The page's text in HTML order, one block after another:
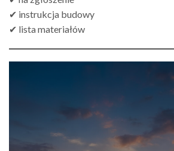
✔ instrukcja budowy
✔ lista materiałów